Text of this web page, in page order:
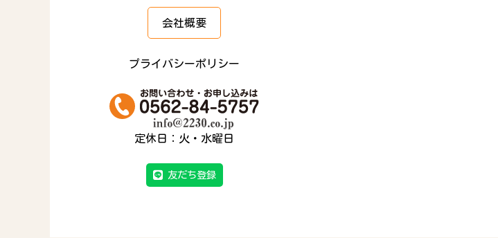
会社概要
プライバシーポリシー
定休日：火・水曜日
友だち登録